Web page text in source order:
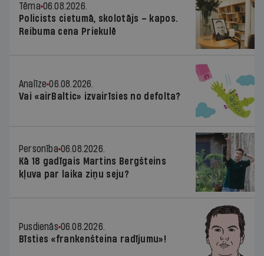
Tēma 06.08.2026.
Policists cietumā, skolotājs – kapos.
Reibuma cena Priekulē
Analīze 06.08.2026.
Vai «airBaltic» izvairīsies no defolta?
Personība 06.08.2026.
Kā 18 gadīgais Martins Bergšteins
kļuva par laika ziņu seju?
Pusdienās 06.08.2026.
Bīsties «frankenšteina radījumu»!